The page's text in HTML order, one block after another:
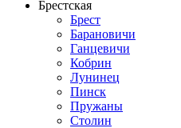
Брестская
Брест
Барановичи
Ганцевичи
Кобрин
Лунинец
Пинск
Пружаны
Столин